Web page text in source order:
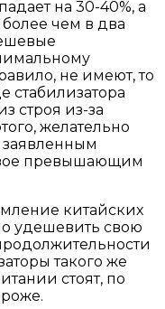
на 30-40%, а
чем в два
не имеют, то
стабилизатора
строя из-за
желательно
заявленным
превышающим
китайских
удешевить свою
такого же
стоят, по